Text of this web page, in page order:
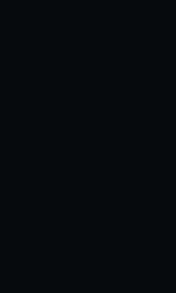
*/
necesites modificar